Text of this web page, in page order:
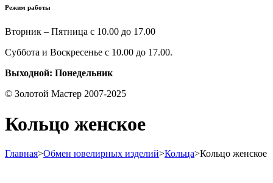
Режим работы
Вторник – Пятница с 10.00 до 17.00
Суббота и Воскресенье с 10.00 до 17.00.
Выходной: Понедельник
© Золотой Мастер 2007-2025
Кольцо женское
Главная>Обмен ювелирных изделий>Кольца>Кольцо женское